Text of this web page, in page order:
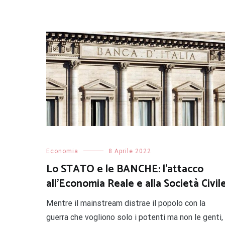
Economia 8 Aprile 2022
Lo STATO e le BANCHE: l’attacco
all’Economia Reale e alla Società
Mentre il mainstream distrae il popolo con la
guerra che vogliono solo i potenti ma non le genti,